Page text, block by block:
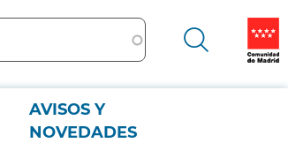
AVISOS Y
NOVEDADES